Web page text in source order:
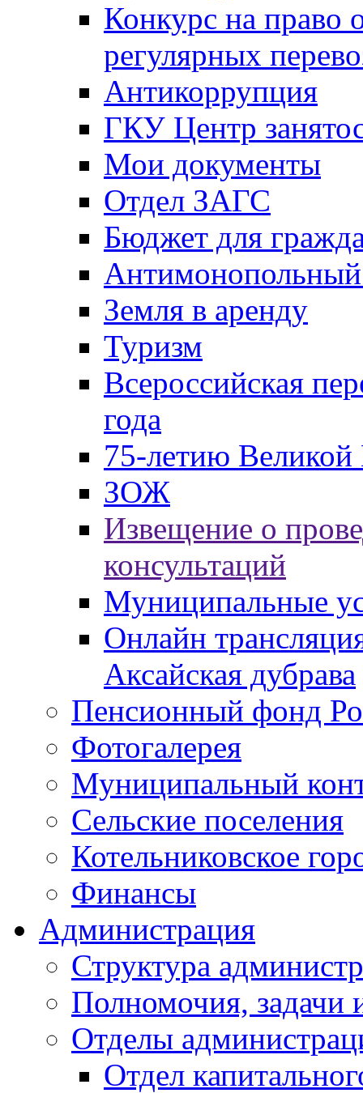
Конкурс на право
регулярных
Антикоррупция
ГКУ Центр
Мои документы
Отдел ЗАГС
Бюджет для
Антимонопольный
Земля в аренду
Туризм
Всероссийская
года
75-летию
ЗОЖ
Извещение о
консультаций
Муниципальные
Онлайн
Аксайская дубрава
Пенсионный фонд
Фотогалерея
Муниципальный
Сельские поселения
Котельниковское
Финансы
Администрация
Структура
Полномочия, задачи
Отделы
Отдел